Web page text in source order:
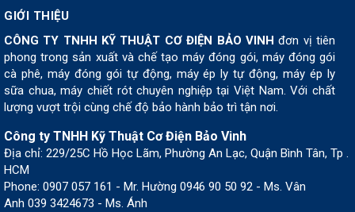
GIỚI THIỆU
CÔNG TY TNHH KỸ THUẬT CƠ ĐIỆN BẢO VINH đơn vị tiên
phong trong sản xuất và chế tạo máy đóng gói, máy đóng gói
cà phê, máy đóng gói tự động, máy ép ly tự động, máy ép ly
sữa chua, máy chiết rót chuyên nghiệp tại Việt Nam. Với chất
lượng vượt trội cùng chế độ bảo hành bảo trì tận nơi.
Công ty TNHH Kỹ Thuật Cơ Điện Bảo Vinh
Địa chỉ: 229/25C Hồ Học Lãm, Phường An Lạc, Quận Bình Tân, Tp .
HCM
Phone: 0907 057 161 - Mr. Hường 0946 90 50 92 - Ms. Vân
Anh 039 3424673 - Ms. Ánh